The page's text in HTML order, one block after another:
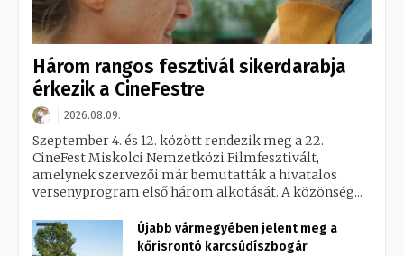
Három rangos fesztivál sikerdarabja
érkezik a CineFestre
2026.08.09.
Szeptember 4. és 12. között rendezik meg a 22.
CineFest Miskolci Nemzetközi Filmfesztivált,
amelynek szervezői már bemutatták a hivatalos
versenyprogram első három alkotását. A közönség...
Újabb vármegyében jelent meg a
kőrisrontó karcsúdíszbogár